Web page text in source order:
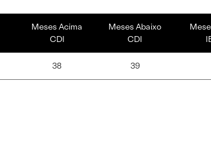
Meses Acima
CDI
Meses Abaixo
CDI
38 39